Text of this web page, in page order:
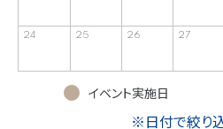
24 25 26 27
イベント実施日
※日付で絞り